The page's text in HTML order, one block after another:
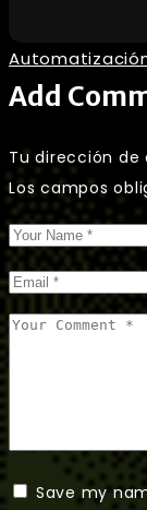
Add
Tu dirección de
Los campos
Save my